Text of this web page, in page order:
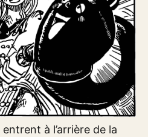
à l’arrière de la